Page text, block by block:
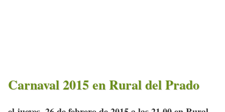
Carnaval 2015 en Rural del Prado